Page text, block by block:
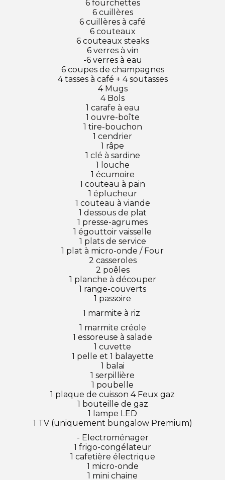
6 fourchettes
6 cuillères
6 cuillères à café
6 couteaux
6 couteaux steaks
6 verres à vin
-6 verres à eau
6 coupes de champagnes
4 tasses à café + 4 soutasses
4 Mugs
4 Bols
1 carafe à eau
1 ouvre-boîte
1 tire-bouchon
1 cendrier
1 râpe
1 clé à sardine
1 louche
1 écumoire
1 couteau à pain
1 éplucheur
1 couteau à viande
1 dessous de plat
1 presse-agrumes
1 égouttoir vaisselle
1 plats de service
1 plat à micro-onde / Four
2 casseroles
2 poêles
1 planche à découper
1 range-couverts
1 passoire
1 marmite à riz
1 marmite créole
1 essoreuse à salade
1 cuvette
1 pelle et 1 balayette
1 balai
1 serpillière
1 poubelle
1 plaque de cuisson 4 Feux gaz
1 bouteille de gaz
1 lampe LED
1 TV (uniquement bungalow Premium)
- Electroménager
1 frigo-congélateur
1 cafetière électrique
1 micro-onde
1 mini chaine